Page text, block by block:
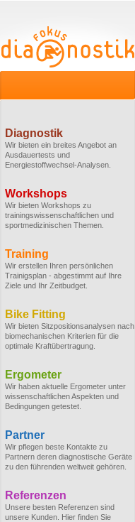
Diagnostik
Wir bieten ein breites Angebot an
Ausdauertests und
Energiestoffwechsel-Analysen.
Workshops
Wir bieten Workshops zu
trainingswissenschaftlichen und
sportmedizinischen Themen.
Training
Wir erstellen Ihren persönlichen
Trainigsplan - abgestimmt auf Ihre
Ziele und Ihr Zeitbudget.
Bike Fitting
Wir bieten Sitzpositionsanalysen nach
biomechanischen Kriterien für die
optimale Kraftübertragung.
Ergometer
Wir haben aktuelle Ergometer unter
wissenschaftlichen Aspekten und
Bedingungen getestet.
Partner
Wir pflegen beste Kontakte zu
Partnern deren diagnostische Geräte
zu den führenden weltweit gehören.
Referenzen
Unsere besten Referenzen sind
unsere Kunden. Hier finden Sie